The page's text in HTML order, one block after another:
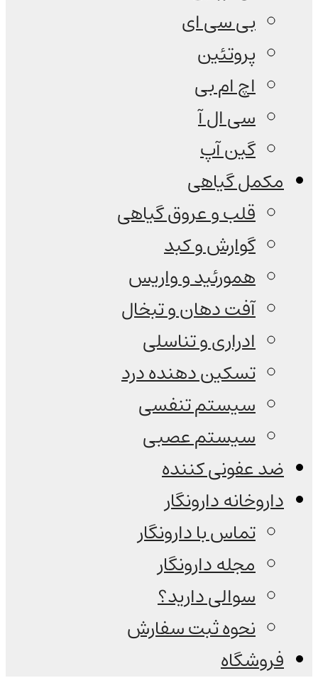
بی سی ای
پروتئین
اچ ام بی
سی ال آ
گین آپ
مکمل گیاهی
قلب و عروق گیاهی
گوارش و کبد
همورئید و واریس
آفت دهان و تبخال
ادراری و تناسلی
تسکین دهنده درد
سیستم تنفسی
سیستم عصبی
ضد عفونی کننده
داروخانه دارونگار
تماس با دارونگار
مجله دارونگار
سوالی دارید؟
نحوه ثبت سفارش
فروشگاه